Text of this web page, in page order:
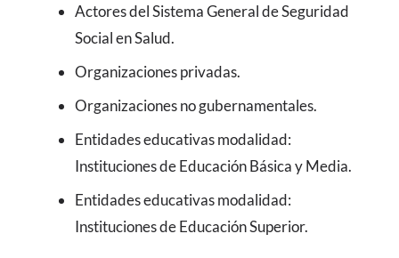
Actores del Sistema General de Seguridad
Social en Salud.
Organizaciones privadas.
Organizaciones no gubernamentales.
Entidades educativas modalidad:
Instituciones de Educación Básica y Media.
Entidades educativas modalidad:
Instituciones de Educación Superior.